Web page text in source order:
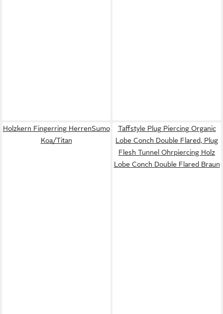
Holzkern Fingerring HerrenSumo
Koa/Titan
Taffstyle Plug Piercing Organic
Lobe Conch Double Flared, Plug
Flesh Tunnel Ohrpiercing Holz
Lobe Conch Double Flared Braun